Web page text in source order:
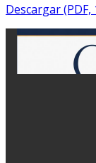
Descargar (PDF,